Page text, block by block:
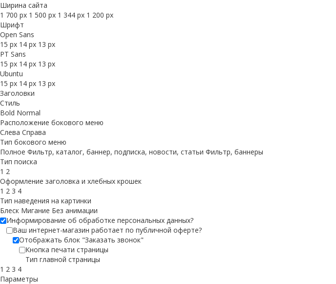
Ширина сайта
1 700 px 1 500 px 1 344 px 1 200 px
Шрифт
Open Sans
15 px 14 px 13 px
PT Sans
15 px 14 px 13 px
Ubuntu
15 px 14 px 13 px
Заголовки
Стиль
Bold Normal
Расположение бокового меню
Слева Справа
Тип бокового меню
Полное Фильтр, каталог, баннер, подписка, новости, статьи Фильтр, баннеры
Тип поиска
1 2
Оформление заголовка и хлебных крошек
1 2 3 4
Тип наведения на картинки
Блеск Мигание Без анимации
Информирование об обработке персональных данных?
Ваш интернет-магазин работает по публичной оферте?
Отображать блок "Заказать звонок"
Кнопка печати страницы
Тип главной страницы
1 2 3 4
Параметры